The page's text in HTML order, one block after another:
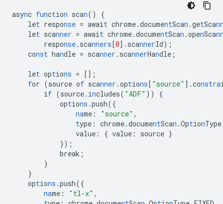
async function scan()
{
let response = await chrome.documentScan .getSca
let scanner = await chrome.documentScan .openSca
response.scanners[0] .scannerId);
const handle = scanner .scannerHandle;
let options = [] ;
for (source of scanner .options[ "source" ] .constra
if (source.includes( "ADF" ))
{
options .push({
name : "source" ,
type : chrome.documentScan .Option
value : { value : source }
});
break;
}
}
options .push({
name : "tl-x" ,